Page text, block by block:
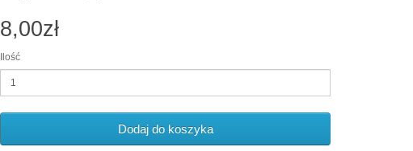
8,00zł
Ilość
Dodaj do koszyka